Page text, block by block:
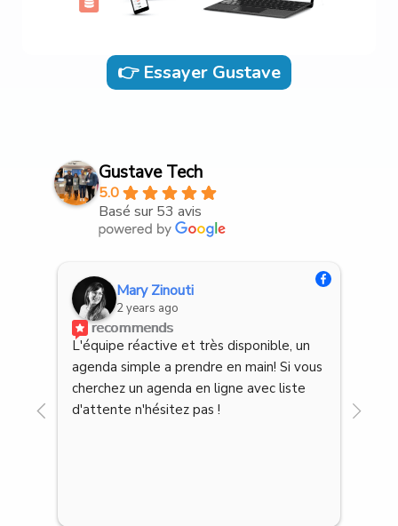
👉 Essayer Gustave
Gustave Tech
5.0
Basé sur 53 avis
Margot
3 years ago
Cette application est un gros bonus au
quotidien dans un cabinet. La gestion des
emplois du temps est rapide et intuitive,
on accède facilement aux informations